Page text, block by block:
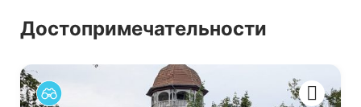
Достопримечательности